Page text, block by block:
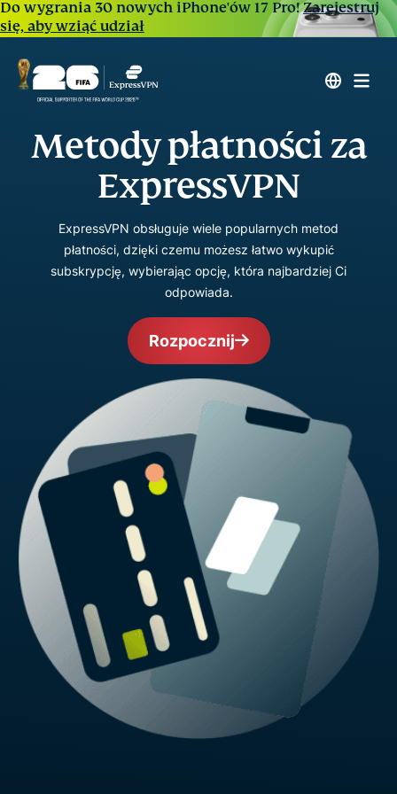
Do wygrania 30 nowych iPhone'ów 17 Pro!Zarejestruj
się, aby wziąć udział
Metody płatności za
ExpressVPN
ExpressVPN obsługuje wiele popularnych metod
płatności, dzięki czemu możesz łatwo wykupić
subskrypcję, wybierając opcję, która najbardziej Ci
odpowiada.
Rozpocznij